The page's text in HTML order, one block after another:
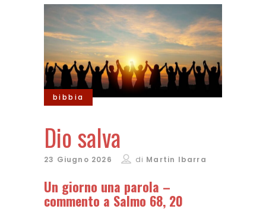
bibbia
Dio salva
23 Giugno 2026 di Martin Ibarra
Un giorno una parola –
commento a Salmo 68, 20